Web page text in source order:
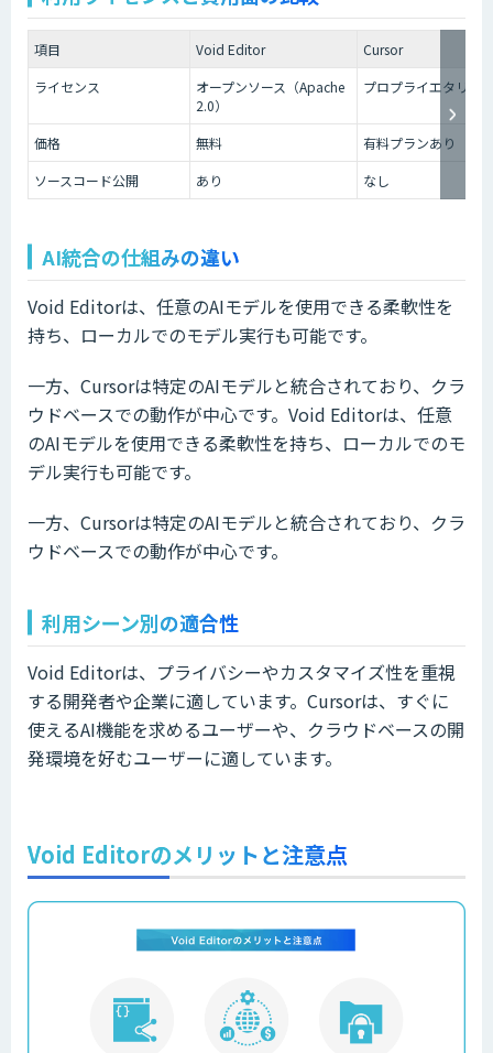
項目 Void Editor
Cursor
ライセンス
オープンソース（Apache
2.0）
プロプライエタリ
価格 無料
有料プランあり
ソースコード公開
あり なし
AI統合の仕組みの違い
Void Editorは、任意のAIモデルを使用できる柔軟性を
持ち、ローカルでのモデル実行も可能です。
一方、Cursorは特定のAIモデルと統合されており、クラ
ウドベースでの動作が中心です。Void Editorは、任意
のAIモデルを使用できる柔軟性を持ち、ローカルでのモ
デル実行も可能です。
一方、Cursorは特定のAIモデルと統合されており、クラ
ウドベースでの動作が中心です。
利用シーン別の適合性
Void Editorは、プライバシーやカスタマイズ性を重視
する開発者や企業に適しています。Cursorは、すぐに
使えるAI機能を求めるユーザーや、クラウドベースの開
発環境を好むユーザーに適しています。
Void Editorのメリットと注意点